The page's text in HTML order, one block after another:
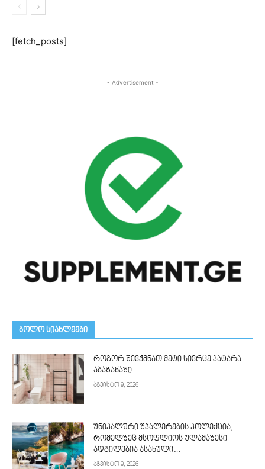
[fetch_posts]
- Advertisement -
ᲑᲝᲚᲝ ᲡᲘᲐᲮᲚᲔᲔᲑᲘ
როგორ შევქმნათ მეტი სივრცე პატარა
აბაზანაში
აგვისტო 9, 2026
უნიკალური შპალერების კოლექცია,
რომელზეც მსოფლიოს ულამაზესი
ადგილებია ასახული…
აგვისტო 9, 2026